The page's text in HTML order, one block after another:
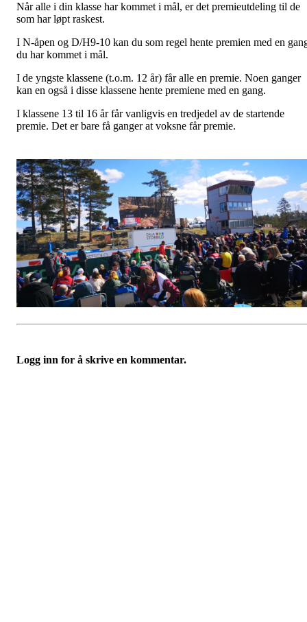
Når alle i din klasse har kommet i mål, er det premieutdeling til de
som har løpt raskest.
I N-åpen og D/H9-10 kan du som regel hente premien med en
du har kommet i mål.
I de yngste klassene (t.o.m. 12 år) får alle en premie. Noen ganger
kan en også i disse klassene hente premiene med en gang.
I klassene 13 til 16 år får vanligvis en tredjedel av de startende
premie. Det er bare få ganger at voksne får premie.
Logg inn for å skrive en kommentar.